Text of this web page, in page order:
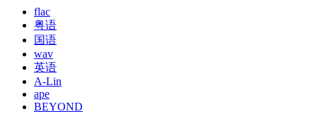
flac
粤语
国语
wav
英语
A-Lin
ape
BEYOND